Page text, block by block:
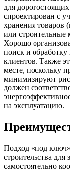
для
спроектирован с
хранения товаров
или строительные
Хорошо
поиск и
клиентов. Также
месте, поскольку
минимизируют
должен
на эксплуатацию.
Подход «под
строительства
самостоятельно